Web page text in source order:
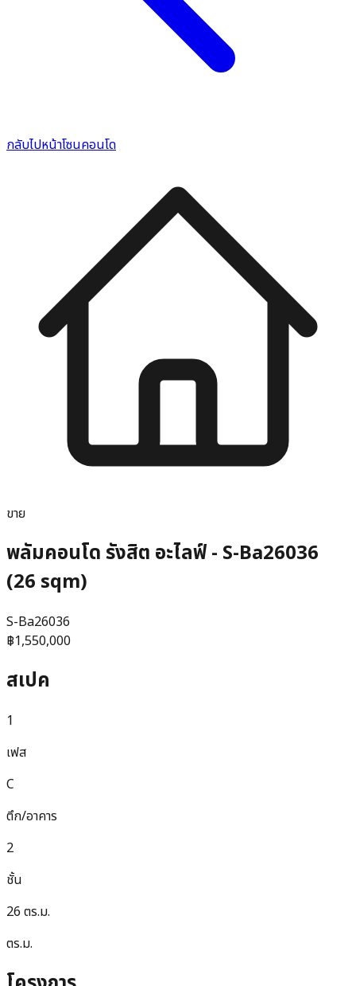
กลับไปหน้าโซนคอนโด
ขาย
พลัมคอนโด รังสิต อะไลฟ์ - S-Ba26036
(26 sqm)
S-Ba26036
฿1,550,000
สเปค
1
เฟส
C
ตึก/อาคาร
2
ชั้น
26 ตร.ม.
ตร.ม.